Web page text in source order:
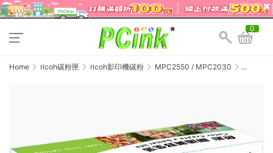
0
Home ricoh碳粉匣 ricoh影印機碳粉
MPC2550 / MPC2030
碳粉匣